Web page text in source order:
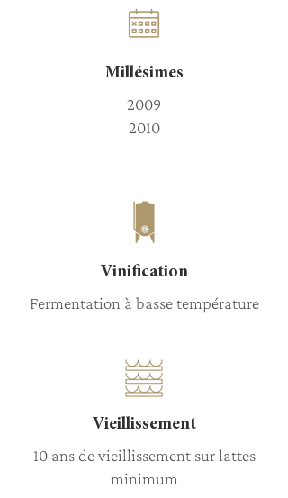
Millésimes
2009
2010
Vinification
Fermentation à basse température
Vieillissement
10 ans de vieillissement sur lattes
minimum